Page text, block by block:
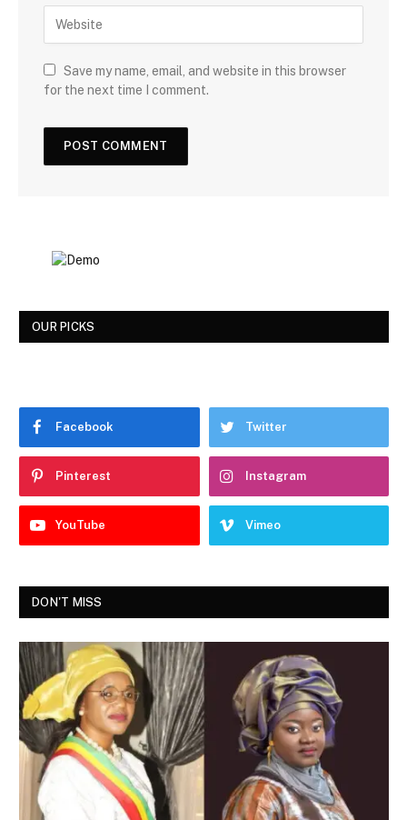
Save my name, email, and website in this browser
for the next time I comment.
OUR PICKS
Facebook Twitter
Pinterest Instagram
YouTube Vimeo
DON'T MISS